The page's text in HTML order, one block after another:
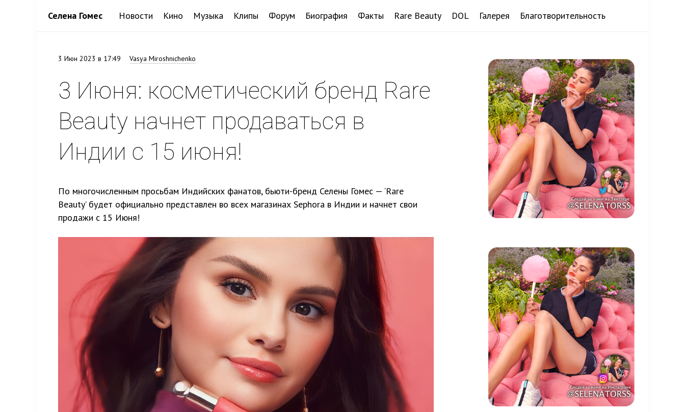
Селена Гомес Новости Кино Музыка Клипы Форум Биография Факты Rare Beauty DOL Галерея Благотворительность
3 Июн 2023 в 17:49 Vasya Miroshnichenko
3 Июня: косметический бренд Rare
Beauty начнет продаваться в
Индии с 15 июня!
По многочисленным просьбам Индийских фанатов, бьюти-бренд Селены Гомес — ‘Rare
Beauty’ будет официально представлен во всех магазинах Sephora в Индии и начнет свои
продажи с 15 Июня!